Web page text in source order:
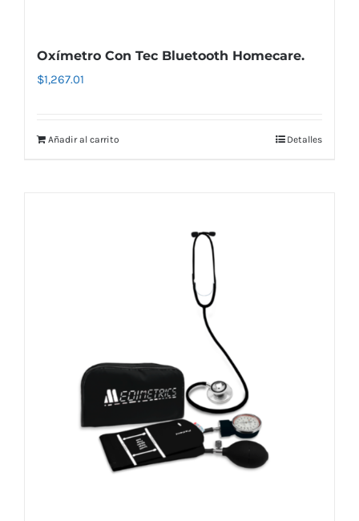
Oxímetro Con Tec Bluetooth Homecare.
$1,267.01
Añadir al carrito Detalles